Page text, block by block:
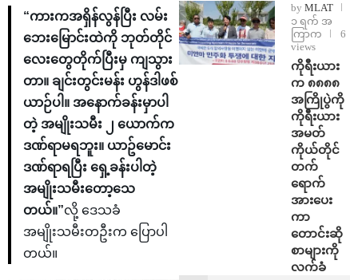
“ကားကအရှိန်လွန်ပြီး လမ်း
ဘေးမြောင်းထဲကို ဘုတ်တိုင်
လေးတွေတိုက်ပြီးမှ ကျသွား
တာ။ ချင်းတွင်းမန်း ဟွန်ဒါဖစ်
ယာဉ်ပါ။ အနောက်ခန်းမှာပါ
တဲ့ အမျိုးသမီး ၂ ယောက်က
ဒဏ်ရာမရဘူး။ ယာဥ်မောင်း
ဒဏ်ရာရပြီး ရှေ့ခန်းပါတဲ့
အမျိုးသမီးတော့သေ
တယ်။”လို့ ဒေသခံ
အမျိုးသမီးတဦးက ပြောပါ
တယ်။
by MLAT
၁ ရက် အ
ကြာက
6
views
ကိုရီးယား
က ၈၈၈၈
အကြိုပွဲကို
ကိုရီးယား
အမတ်
ကိုယ်တိုင်
တက်
ရောက်
အားပေး
ကာ
တောင်းဆို
စာများကို
လက်ခံ